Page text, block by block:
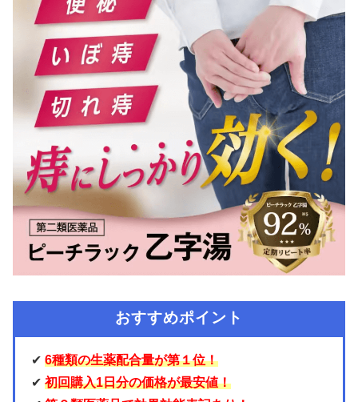
おすすめポイント
✔︎ 6種類の生薬配合量が第１位！
✔︎ 初回購入1日分の価格が最安値！